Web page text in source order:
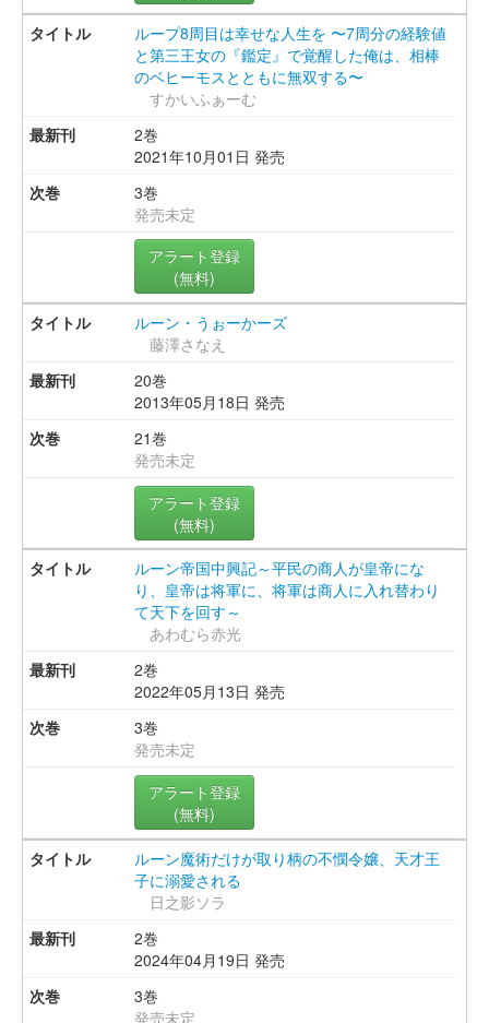
ループ8周目は幸せな人生を 〜7周分の経験値
と第三王女の『鑑定』で覚醒した俺は、相棒
のベヒーモスとともに無双する〜
すかいふぁーむ
2巻
2021年10月01日 発売
3巻
発売未定
アラート登録
(無料)
ルーン・うぉーかーズ
藤澤さなえ
20巻
2013年05月18日 発売
21巻
発売未定
アラート登録
(無料)
ルーン帝国中興記～平民の商人が皇帝にな
り、皇帝は将軍に、将軍は商人に入れ替わり
て天下を回す～
あわむら赤光
2巻
2022年05月13日 発売
3巻
発売未定
アラート登録
(無料)
ルーン魔術だけが取り柄の不憫令嬢、天才王
子に溺愛される
日之影ソラ
2巻
2024年04月19日 発売
3巻
発売未定